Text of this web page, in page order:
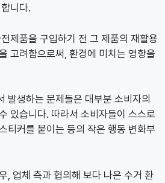
니다.
제품을 구입하기 전 그 제품의 재활용
고려함으로써, 환경에 미치는 영향을
발생하는 문제들은 대부분 소비자의
있습니다. 따라서 소비자들이 스스로
티커를 붙이는 등의 작은 행동 변화부
, 업체 측과 협의해 보다 나은 수거 환